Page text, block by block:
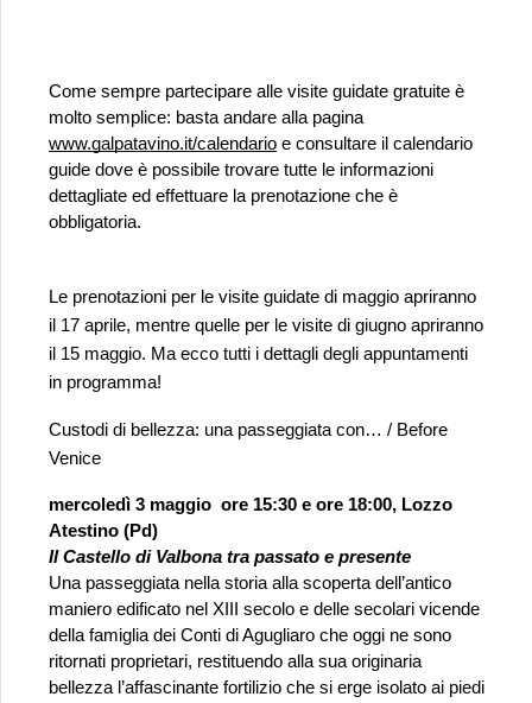
Come sempre partecipare alle visite guidate gratuite è
molto semplice: basta andare alla pagina
www.galpatavino.it/calendario e consultare il calendario
guide dove è possibile trovare tutte le informazioni
dettagliate ed effettuare la prenotazione che è
obbligatoria.
Le prenotazioni per le visite guidate di maggio apriranno
il 17 aprile, mentre quelle per le visite di giugno apriranno
il 15 maggio. Ma ecco tutti i dettagli degli appuntamenti
in programma!
Custodi di bellezza: una passeggiata con… / Before
Venice
mercoledì 3 maggio ore 15:30 e ore 18:00, Lozzo
Atestino (Pd)
Il Castello di Valbona tra passato e presente
Una passeggiata nella storia alla scoperta dell’antico
maniero edificato nel XIII secolo e delle secolari vicende
della famiglia dei Conti di Agugliaro che oggi ne sono
ritornati proprietari, restituendo alla sua originaria
bellezza l’affascinante fortilizio che si erge isolato ai piedi